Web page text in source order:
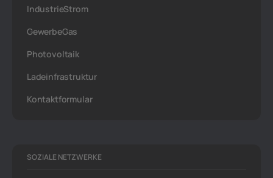
IndustrieStrom
GewerbeGas
Photovoltaik
Ladeinfrastruktur
Kontaktformular
SOZIALE NETZWERKE